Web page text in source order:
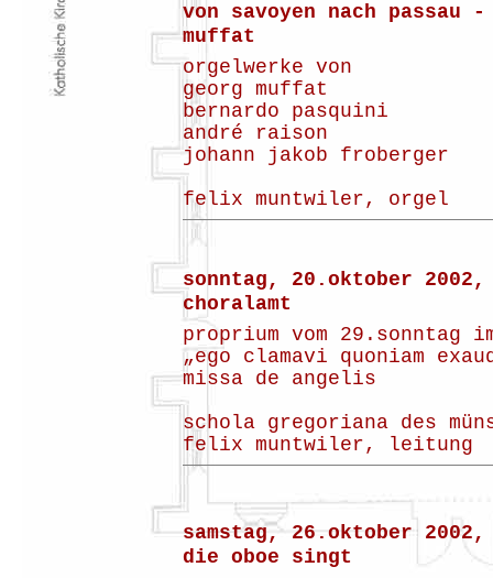
von savoyen nach passau
muffat
orgelwerke von
georg muffat
bernardo pasquini
andré raison
johann jakob froberger
felix muntwiler, orgel
sonntag, 20.oktober
choralamt
proprium vom 29.sonntag
„ego clamavi quoniam
missa de angelis
schola gregoriana des
felix muntwiler, leitung
samstag, 26.oktober
die oboe singt